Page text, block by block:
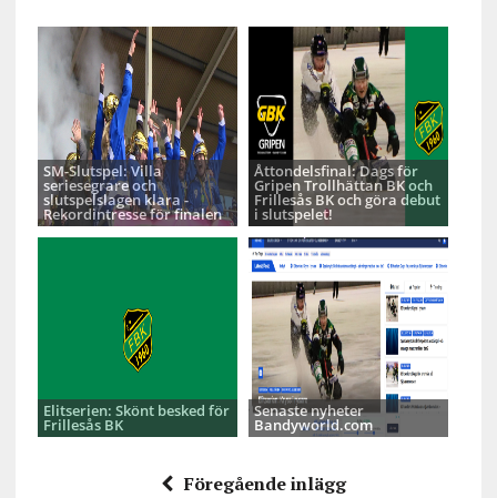
SM-Slutspel: Villa
seriesegrare och
slutspelslagen klara -
Rekordintresse för finalen
Åttondelsfinal: Dags för
Gripen Trollhättan BK och
Frillesås BK och göra debut
i slutspelet!
Elitserien: Skönt besked för
Frillesås BK
Senaste nyheter
Bandyworld.com
Föregående inlägg